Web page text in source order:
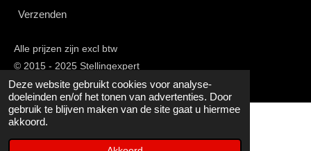
Deze website gebruikt cookies voor analyse-
doeleinden en/of het tonen van advertenties. Door
gebruik te blijven maken van de site gaat u hiermee
akkoord.
Verzenden
Alle prijzen zijn excl btw
© 2015 - 2025 Stellingexpert